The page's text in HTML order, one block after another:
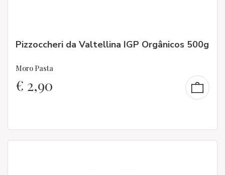
Pizzoccheri da Valtellina IGP Orgânicos 500g
Moro Pasta
€ 2,90